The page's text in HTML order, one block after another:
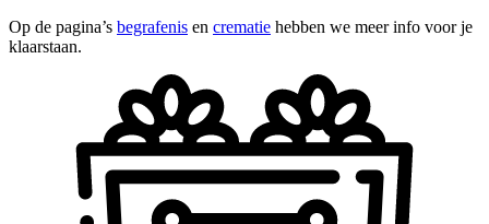
Op de pagina’s begrafenis en crematie hebben we meer info voor je
klaarstaan.